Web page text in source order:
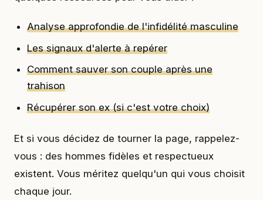
Analyse approfondie de l'infidélité masculine
Les signaux d'alerte à repérer
Comment sauver son couple après une
trahison
Récupérer son ex (si c'est votre choix)
Et si vous décidez de tourner la page, rappelez-
vous : des hommes fidèles et respectueux
existent. Vous méritez quelqu'un qui vous choisit
chaque jour.